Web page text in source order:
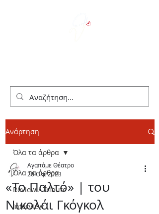
Ανάρτηση
Όλα τα άρθρα
Review / Tribute
Interview
Όλα τα άρθρα
«Το Παλτό» | του
Νικολάι Γκόγκολ
Αγαπάμε Θέατρο
20 Οκτ 2023